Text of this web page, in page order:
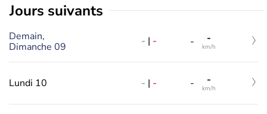
jours suivants
Demain,
Dimanche 09
- | - - -
km/h
Lundi 10 - | - - -
km/h